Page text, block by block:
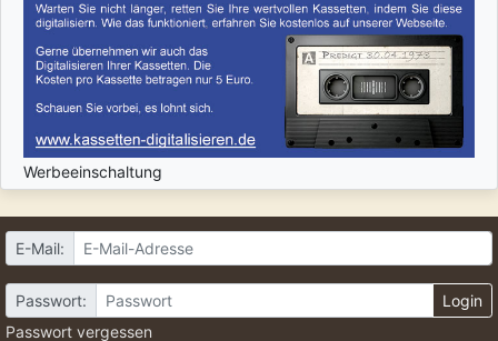
Werbeeinschaltung
E-Mail:
Passwort:
Login
Passwort vergessen